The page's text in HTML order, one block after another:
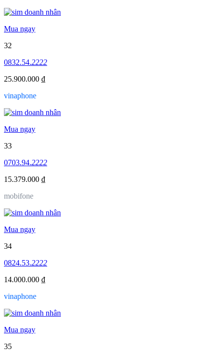
Mua ngay
32
0832.54.2222
25.900.000 ₫
vinaphone
Mua ngay
33
0703.94.2222
15.379.000 ₫
mobifone
Mua ngay
34
0824.53.2222
14.000.000 ₫
vinaphone
Mua ngay
35